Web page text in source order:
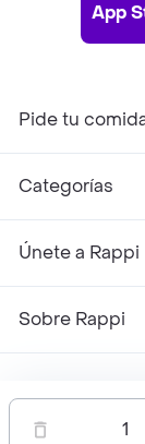
1
App
Pide tu
Categorías
Únete a Rappi
Sobre Rappi